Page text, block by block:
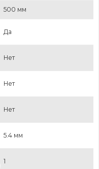
500 мм
Да
Нет
Нет
Нет
5.4 мм
1